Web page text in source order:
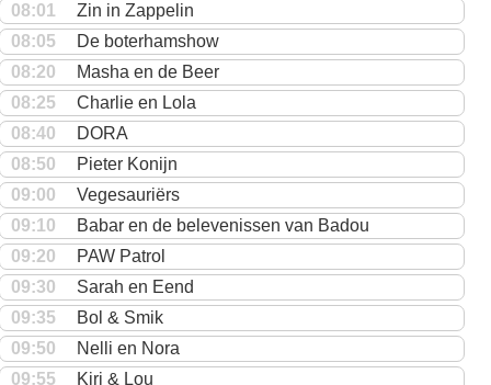
08:01
Zin in Zappelin
08:05
De boterhamshow
08:20
Masha en de Beer
08:25
Charlie en Lola
08:40
DORA
08:50
Pieter Konijn
09:00
Vegesauriërs
09:10
Babar en de belevenissen van Badou
09:20
PAW Patrol
09:30
Sarah en Eend
09:35
Bol & Smik
09:50
Nelli en Nora
09:55
Kiri & Lou